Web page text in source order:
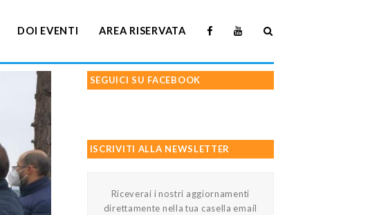
DOI EVENTI AREA RISERVATA
SEGUICI SU FACEBOOK
ISCRIVITI ALLA NEWSLETTER
Riceverai i nostri aggiornamenti
direttamente nella tua casella email